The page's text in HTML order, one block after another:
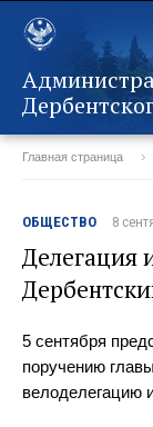
Главная страница
ОБЩЕСТВО 8
Делегация
5 сентября
поручению
велоделегацию